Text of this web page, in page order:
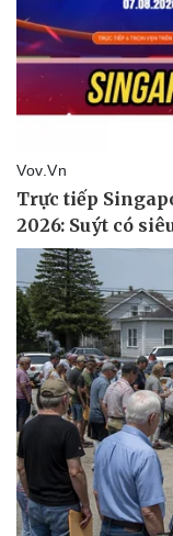
Thể thao
Bóng đá
Lịch thi đấu bóng đá
Thế giới thể thao
eSports
Hậu trường